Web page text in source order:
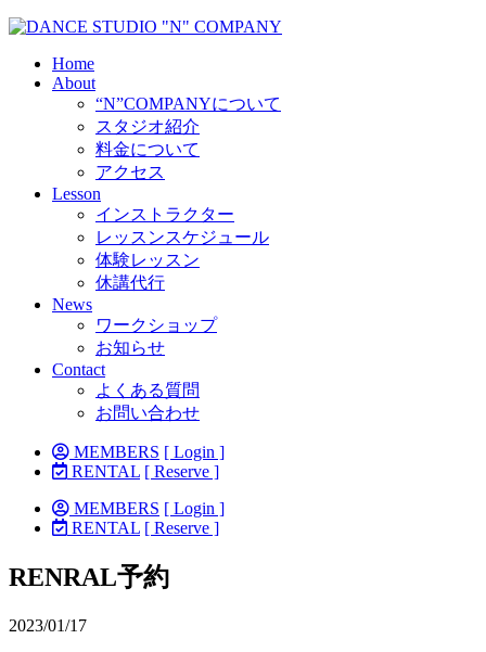
Home
About
“N”COMPANYについて
スタジオ紹介
料金について
アクセス
Lesson
インストラクター
レッスンスケジュール
体験レッスン
休講代行
News
ワークショップ
お知らせ
Contact
よくある質問
お問い合わせ
MEMBERS [ Login ]
RENTAL [ Reserve ]
MEMBERS [ Login ]
RENTAL [ Reserve ]
RENRAL予約
2023/01/17